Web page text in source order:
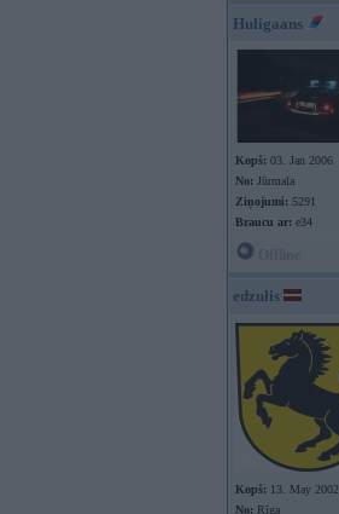
Huligaans
Kopš: 03. Jan 2006
No: Jūrmala
Ziņojumi: 5291
Braucu ar: e34
edzulis
Kopš: 13. May 2002
No: Rīga